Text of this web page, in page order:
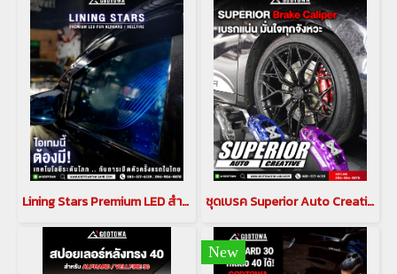
Lining Stars Premium LED สำหรับ อัลพาร์ด เวลไฟร์ ALPHARD / VELLFIRE 30 รุ่นปี 2015-2023 ชุดเบรค Superior Auto Creative CALIPER BREAK คาลิปเปอร์เบรก สำหรับรถยนต์ ALPHARD / VELLFIRE 30
New